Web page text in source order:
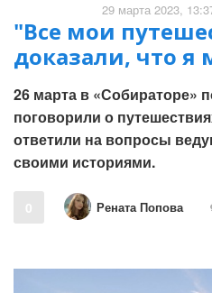
29 марта 2023,
"Все мои
доказали, что я
26 марта в «Собираторе»
поговорили о
ответили на вопросы
своими историями.
0 Рената Попова